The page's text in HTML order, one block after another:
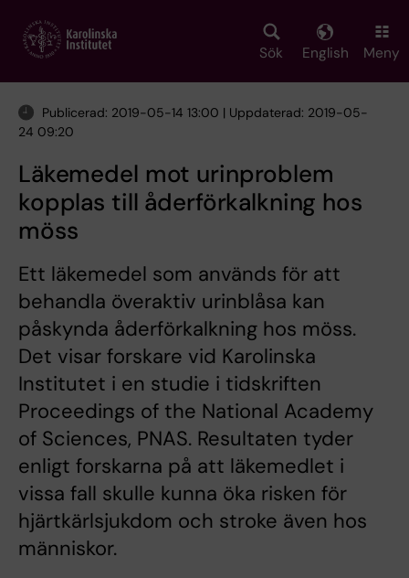
main
Sök English Meny
Publicerad: 2019-05-14 13:00 | Uppdaterad: 2019-05-
24 09:20
Läkemedel mot urinproblem
kopplas till åderförkalkning hos
möss
Ett läkemedel som används för att
behandla överaktiv urinblåsa kan
påskynda åderförkalkning hos möss.
Det visar forskare vid Karolinska
Institutet i en studie i tidskriften
Proceedings of the National Academy
of Sciences, PNAS. Resultaten tyder
enligt forskarna på att läkemedlet i
vissa fall skulle kunna öka risken för
hjärtkärlsjukdom och stroke även hos
människor.